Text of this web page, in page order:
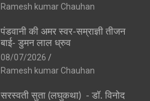
Ramesh kumar Chauhan
पंडवानी की अमर स्वर-सम्राज्ञी तीजन
बाई- डुमन लाल ध्रुव
08/07/2026
Ramesh kumar Chauhan
सरस्वती सुता (लघुकथा) ​- डॉ. विनोद